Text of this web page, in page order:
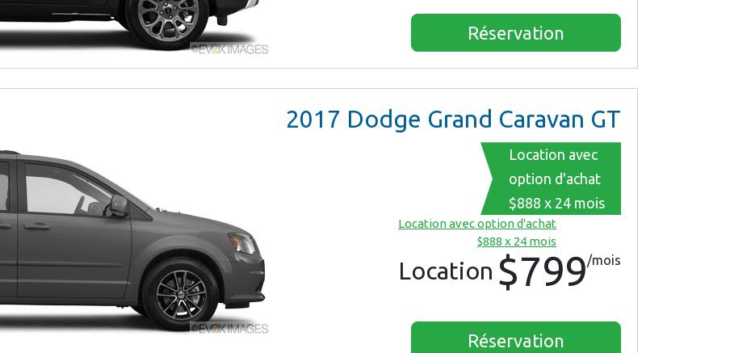
Réservation
2017 Dodge Grand Caravan GT
Location avec
option d'achat
$888 x 24 mois
Location avec option d'achat
$888 x 24 mois
Location $799/mois
Réservation